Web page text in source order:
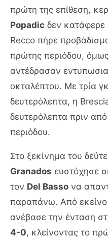
πρώτη της επίθεση,
Popadic δεν κατάφερε
Recco πήρε
πρώτης περιόδου,
αντέδρασαν
οκταλέπτου. Με τρία
δευτερόλεπτα, η
δευτερόλεπτα πριν
περιόδου.
Στο ξεκίνημα του
Granados ευστόχησε
τον Del Basso να
παραπάνω. Από
ανέβασε την ένταση
4-0, κλείνοντας το